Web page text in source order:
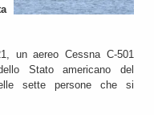
un aereo Cessna C-501
Stato americano del
sette persone che si